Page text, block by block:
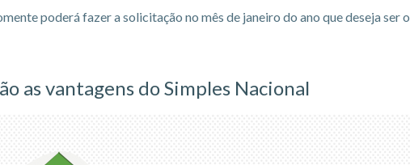
poderá fazer a solicitação no mês de janeiro do ano que deseja
as vantagens do Simples Nacional